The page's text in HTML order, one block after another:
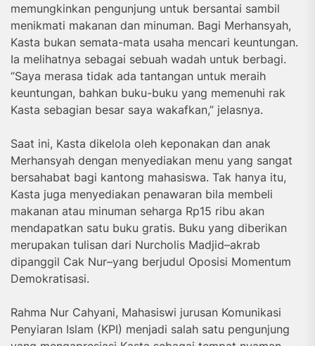
memungkinkan pengunjung untuk bersantai sambil
menikmati makanan dan minuman. Bagi Merhansyah,
Kasta bukan semata-mata usaha mencari keuntungan.
Ia melihatnya sebagai sebuah wadah untuk berbagi.
“Saya merasa tidak ada tantangan untuk meraih
keuntungan, bahkan buku-buku yang memenuhi rak
Kasta sebagian besar saya wakafkan,” jelasnya.
Saat ini, Kasta dikelola oleh keponakan dan anak
Merhansyah dengan menyediakan menu yang sangat
bersahabat bagi kantong mahasiswa. Tak hanya itu,
Kasta juga menyediakan penawaran bila membeli
makanan atau minuman seharga Rp15 ribu akan
mendapatkan satu buku gratis. Buku yang diberikan
merupakan tulisan dari Nurcholis Madjid–akrab
dipanggil Cak Nur–yang berjudul Oposisi Momentum
Demokratisasi.
Rahma Nur Cahyani, Mahasiswi jurusan Komunikasi
Penyiaran Islam (KPI) menjadi salah satu pengunjung